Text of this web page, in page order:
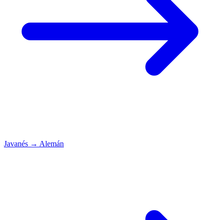
Javanés → Alemán